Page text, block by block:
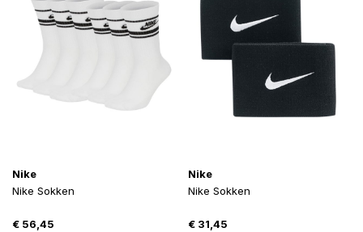
Nike
Nike Sokken
€ 56,45
Nike
Nike Sokken
€31,45